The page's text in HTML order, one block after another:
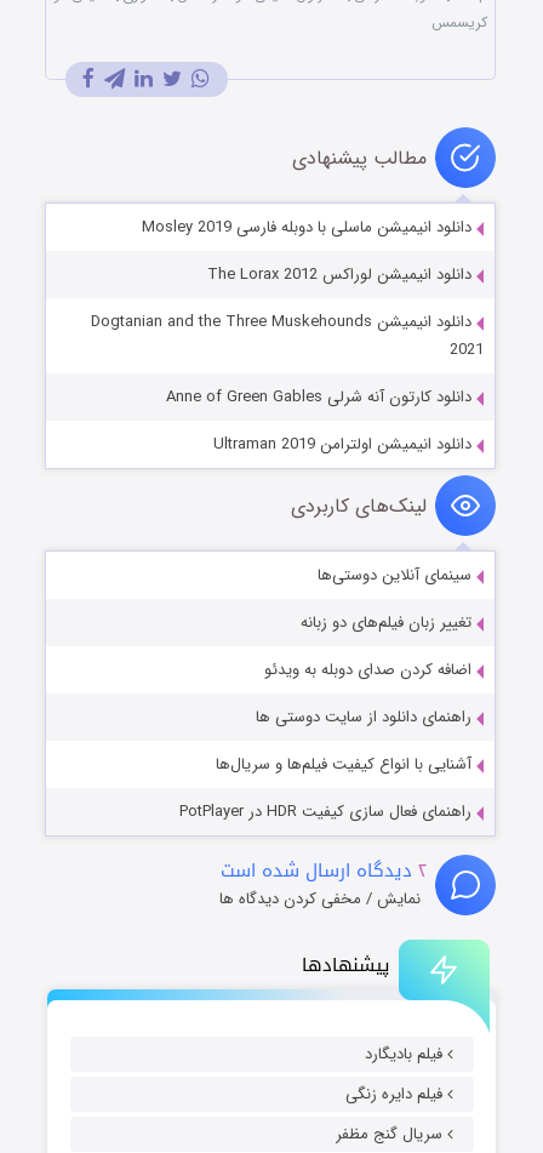
پیشنهادها
فیلم بادیگارد
فیلم دایره زنگی
سریال گنج مظفر
کریسمس
مطالب پیشنهادی
دانلود انیمیشن ماسلی با دوبله فارسی Mosley 2019
دانلود انیمیشن لوراکس The Lorax 2012
دانلود انیمیشن Dogtanian and the Three Muskehounds
2021
دانلود کارتون آنه شرلی Anne of Green Gables
دانلود انیمیشن اولترامن Ultraman 2019
لینک‌های کاربردی
سینمای آنلاین دوستی‌ها
تغییر زبان فیلم‌های دو زبانه
اضافه کردن صدای دوبله به ویدئو
راهنمای دانلود از سایت دوستی ها
آشنایی با انواع کیفیت فیلم‌ها و سریال‌ها
راهنمای فعال سازی کیفیت HDR در PotPlayer
۲ دیدگاه ارسال شده است
نمایش / مخفی کردن دیدگاه ها